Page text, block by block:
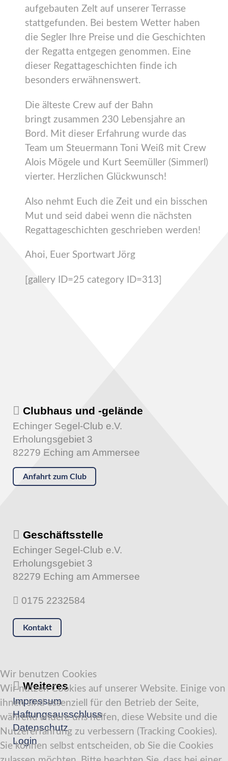
aufgebauten Zelt auf unserer Terrasse
stattgefunden. Bei bestem Wetter haben
die Segler Ihre Preise und die Geschichten
der Regatta entgegen genommen. Eine
dieser Regattageschichten finde ich
besonders erwähnenswert.
Die älteste Crew auf der Bahn
bringt zusammen 230 Lebensjahre an
Bord. Mit dieser Erfahrung wurde das
Team um Steuermann Toni Weiß mit Crew
Alois Mögele und Kurt Seemüller (Simmerl)
vierter. Herzlichen Glückwunsch!
Also nehmt Euch die Zeit und ein bisschen
Mut und seid dabei wenn die nächsten
Regattageschichten geschrieben werden!
Ahoi, Euer Sportwart Jörg
[gallery ID=25 category ID=313]
Clubhaus und -gelände
Echinger Segel-Club e.V.
Erholungsgebiet 3
82279 Eching am Ammersee
Anfahrt zum Club
Geschäftsstelle
Echinger Segel-Club e.V.
Erholungsgebiet 3
82279 Eching am Ammersee
0175 2232584
Kontakt
Weiteres
Impressum
Haftungsausschluss
Datenschutz
Login
Wir benutzen Cookies
Wir nutzen Cookies auf unserer Website. Einige von
ihnen sind essenziell für den Betrieb der Seite,
während andere uns helfen, diese Website und die
Nutzererfahrung zu verbessern (Tracking Cookies).
Sie können selbst entscheiden, ob Sie die Cookies